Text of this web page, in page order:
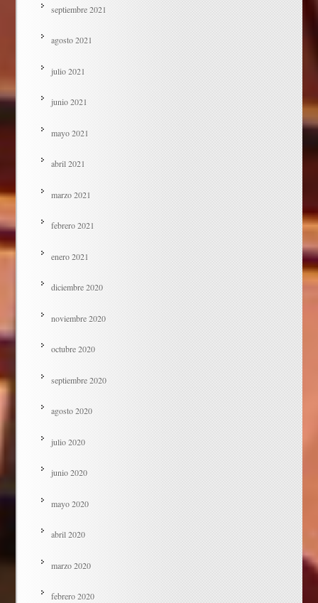
septiembre 2021
agosto 2021
julio 2021
junio 2021
mayo 2021
abril 2021
marzo 2021
febrero 2021
enero 2021
diciembre 2020
noviembre 2020
octubre 2020
septiembre 2020
agosto 2020
julio 2020
junio 2020
mayo 2020
abril 2020
marzo 2020
febrero 2020